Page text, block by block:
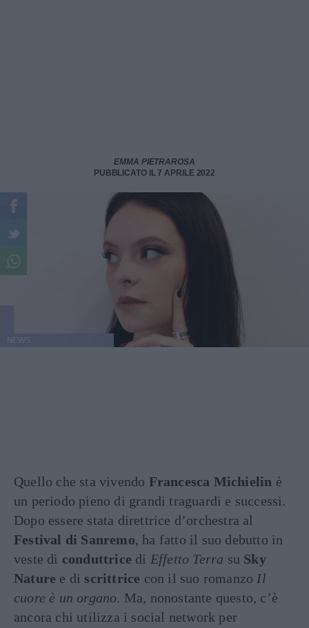
EMMA PIETRAROSA
PUBBLICATO IL 7 APRILE 2022
Quello che sta vivendo Francesca Michielin è
un periodo pieno di grandi traguardi e successi.
Dopo essere stata direttrice d’orchestra al
Festival di Sanremo, ha fatto il suo debutto in
veste di conduttrice di Effetto Terra su Sky
Nature e di scrittrice con il suo romanzo Il
cuore è un organo. Ma, nonostante questo, c’è
ancora chi utilizza i social network per